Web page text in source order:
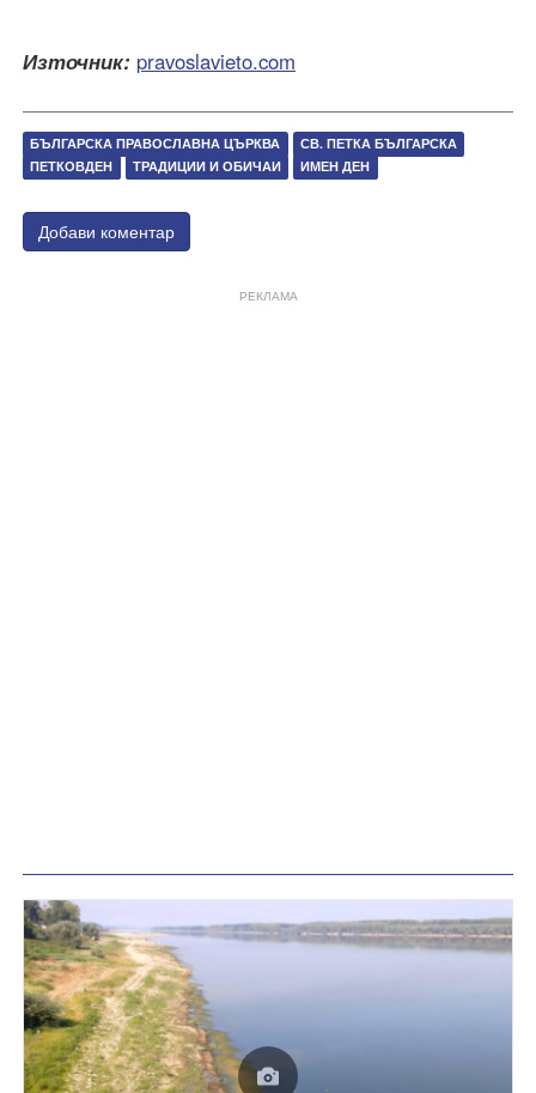
Източник: pravoslavieto.com
БЪЛГАРСКА ПРАВОСЛАВНА ЦЪРКВА
СВ. ПЕТКА БЪЛГАРСКА
ПЕТКОВДЕН
ТРАДИЦИИ И ОБИЧАИ ИМЕН ДЕН
Добави коментар
РЕКЛАМА